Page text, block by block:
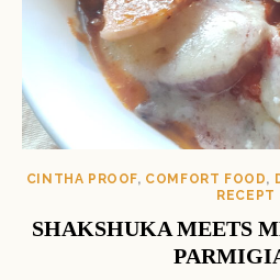
CINTHA PROOF, COMFORT FOOD,
RECEPT
SHAKSHUKA MEETS